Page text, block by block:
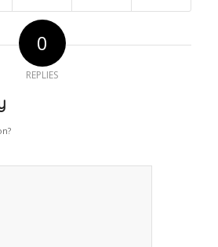
0
REPLIES